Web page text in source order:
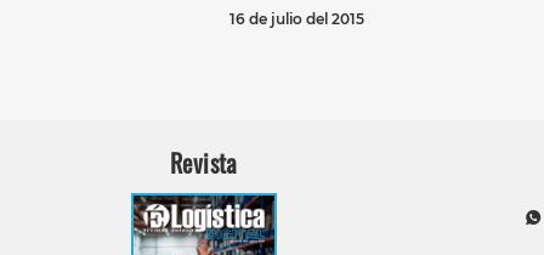
16 de julio del 2015
Revista